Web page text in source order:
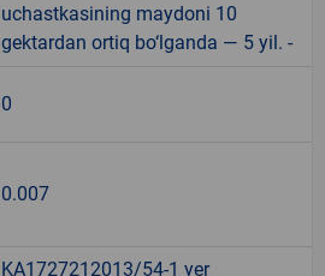
uchastkasining maydoni 10
gektardan ortiq bo‘lganda — 5 yil. -
0
0.007
KA1727212013/54-1 yer